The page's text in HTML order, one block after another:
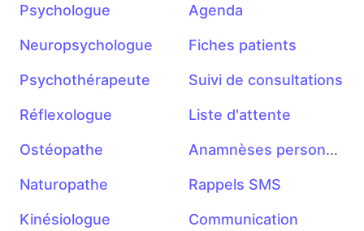
Psychologue
Neuropsychologue
Psychothérapeute
Réflexologue
Ostéopathe
Naturopathe
Kinésiologue
Agenda
Fiches patients
Suivi de consultations
Liste d'attente
Anamnèses personnalisables
Rappels SMS
Communication